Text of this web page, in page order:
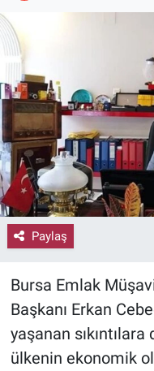
Paylaş
Bursa Emlak
Başkanı Erkan
yaşanan
ülkenin ekonomik